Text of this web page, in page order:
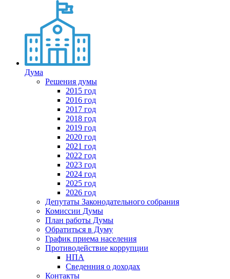
Дума
Решения думы
2015 год
2016 год
2017 год
2018 год
2019 год
2020 год
2021 год
2022 год
2023 год
2024 год
2025 год
2026 год
Депутаты Законодательного собрания
Комиссии Думы
План работы Думы
Обратиться в Думу
График приема населения
Противодействие коррупции
НПА
Сведенния о доходах
Контакты